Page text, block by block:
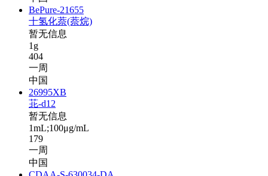
BePure-21655
十氢化萘(萘烷)
暂无信息
1g
404
一周
中国
26995XB
苝-d12
暂无信息
1mL;100μg/mL
179
一周
中国